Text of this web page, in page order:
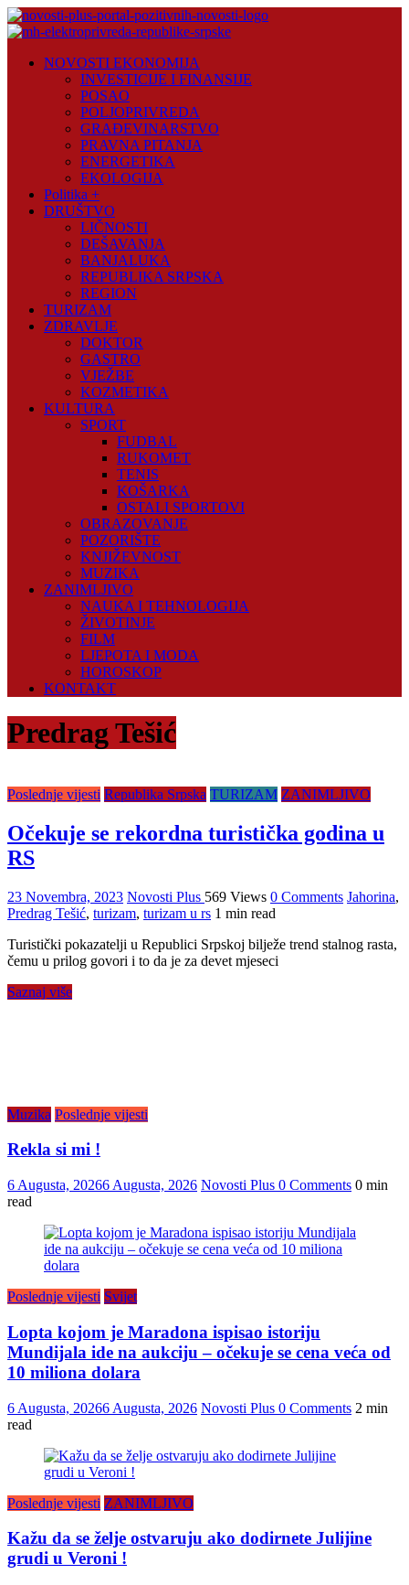
Skip
to
Plus
NOVOSTI EKONOMIJA
INVESTICIJE I FINANSIJE
POSAO
POLJOPRIVREDA
GRAĐEVINARSTVO
PRAVNA PITANJA
ENERGETIKA
EKOLOGIJA
Politika +
DRUŠTVO
LIČNOSTI
DEŠAVANJA
BANJALUKA
REPUBLIKA SRPSKA
REGION
TURIZAM
ZDRAVLJE
DOKTOR
GASTRO
VJEŽBE
KOZMETIKA
KULTURA
SPORT
FUDBAL
RUKOMET
TENIS
KOŠARKA
OSTALI SPORTOVI
OBRAZOVANJE
POZORIŠTE
KNJIŽEVNOST
MUZIKA
ZANIMLJIVO
NAUKA I TEHNOLOGIJA
ŽIVOTINJE
FILM
LJEPOTA I MODA
HOROSKOP
KONTAKT
Predrag Tešić
Poslednje vijesti Republika Srpska TURIZAM ZANIMLJIVO
Očekuje se rekordna turistička godina u
RS
23 Novembra, 2023 Novosti Plus 569 Views 0 Comments Jahorina,
Predrag Tešić, turizam, turizam u rs 1 min read
Turistički pokazatelji u Republici Srpskoj bilježe trend stalnog rasta,
čemu u prilog govori i to da je za devet mjeseci
Saznaj više
Muzika Poslednje vijesti
Rekla si mi !
6 Augusta, 20266 Augusta, 2026 Novosti Plus 0 Comments 0 min
read
Poslednje vijesti Svijet
Lopta kojom je Maradona ispisao istoriju
Mundijala ide na aukciju – očekuje se cena veća od
10 miliona dolara
6 Augusta, 20266 Augusta, 2026 Novosti Plus 0 Comments 2 min
read
Poslednje vijesti ZANIMLJIVO
Kažu da se želje ostvaruju ako dodirnete Julijine
grudi u Veroni !